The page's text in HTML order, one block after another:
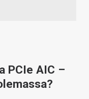
PCIe AIC –